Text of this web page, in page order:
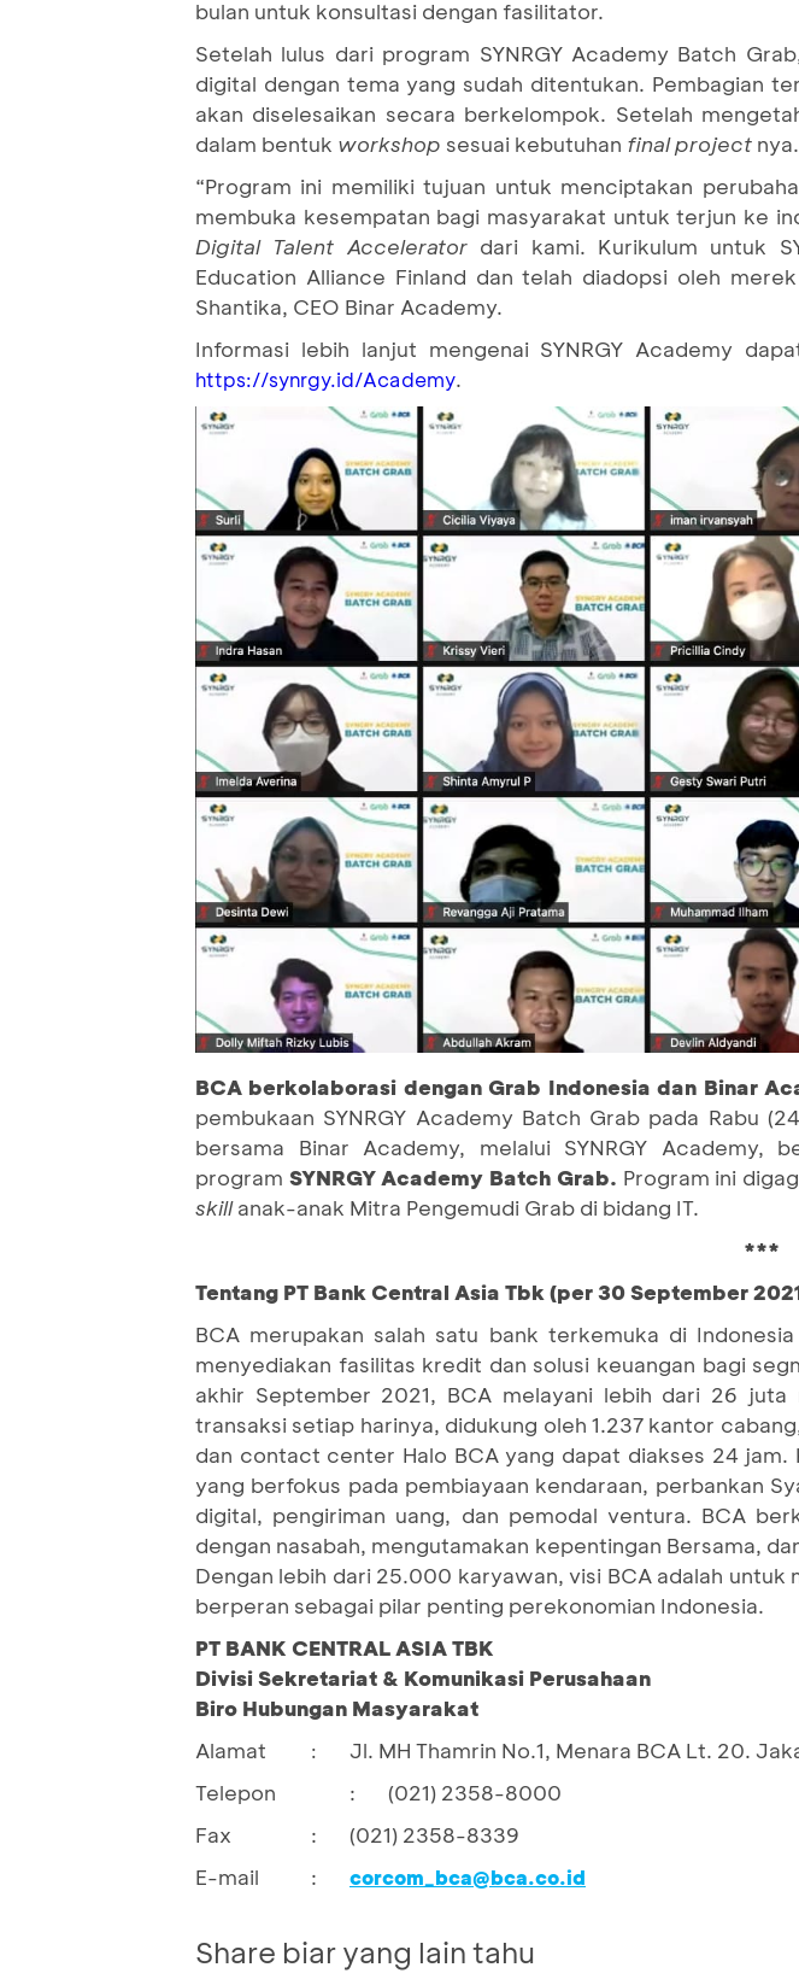
bulan untuk konsultasi dengan fasilitator.
Setelah lulus dari program SYNRGY Academy Batch
digital dengan tema yang sudah ditentukan. Pembagian
akan diselesaikan secara berkelompok. Setelah
dalam bentuk workshop sesuai kebutuhan final project nya.
“Program ini memiliki tujuan untuk menciptakan
membuka kesempatan bagi masyarakat untuk terjun ke
Digital Talent Accelerator dari kami. Kurikulum untuk
Education Alliance Finland dan telah diadopsi oleh
Shantika, CEO Binar Academy.
Informasi lebih lanjut mengenai SYNRGY Academy
https://synrgy.id/Academy.
BCA berkolaborasi dengan Grab Indonesia dan Binar
pembukaan SYNRGY Academy Batch Grab pada Rabu
bersama Binar Academy, melalui SYNRGY Academy,
program SYNRGY Academy Batch Grab. Program ini
skillanak-anak Mitra Pengemudi Grab di bidang IT.
***
Tentang PT Bank Central Asia Tbk (per 30 September
BCA merupakan salah satu bank terkemuka di
menyediakan fasilitas kredit dan solusi keuangan bagi
akhir September 2021, BCA melayani lebih dari 26
transaksi setiap harinya, didukung oleh 1.237 kantor
dan contact center Halo BCA yang dapat diakses 24
yang berfokus pada pembiayaan kendaraan, perbankan
digital, pengiriman uang, dan pemodal ventura. BCA
dengan nasabah, mengutamakan kepentingan Bersama,
Dengan lebih dari 25.000 karyawan, visi BCA adalah
berperan sebagai pilar penting perekonomian Indonesia.
PT BANK CENTRAL ASIA TBK
Divisi Sekretariat & Komunikasi Perusahaan
Biro Hubungan Masyarakat
Alamat
:
Jl. MH Thamrin No.1, Menara BCA Lt. 20.
Telepon
:
(021) 2358-8000
Fax
:
(021) 2358-8339
E-mail
: corcom_bca@bca.co.id
Share biar yang lain tahu